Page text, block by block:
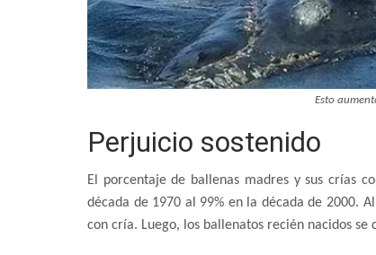
Esto
Perjuicio sostenido
El porcentaje de ballenas madres y sus crías
década de 1970 al 99% en la década de 2000.
con cría. Luego, los ballenatos recién nacidos